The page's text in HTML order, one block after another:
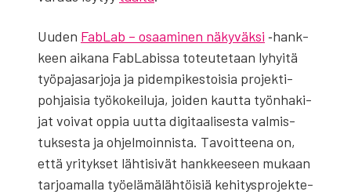
Uuden FabLab – osaa­mi­nen näky­väk­si ‑hank­
keen aika­na FabLa­bis­sa toteu­te­taan lyhyi­tä
työ­pa­ja­sar­jo­ja ja pidem­pi­kes­toi­sia pro­jek­ti­
poh­jai­sia työ­ko­kei­lu­ja, joi­den kaut­ta työn­ha­ki­
jat voi­vat oppia uut­ta digi­taa­li­ses­ta val­mis­
tuk­ses­ta ja ohjel­moin­nis­ta. Tavoit­tee­na on,
että yri­tyk­set läh­ti­si­vät hank­kee­seen mukaan
tar­joa­mal­la työ­elä­mä­läh­töi­siä kehi­tys­pro­jek­te­